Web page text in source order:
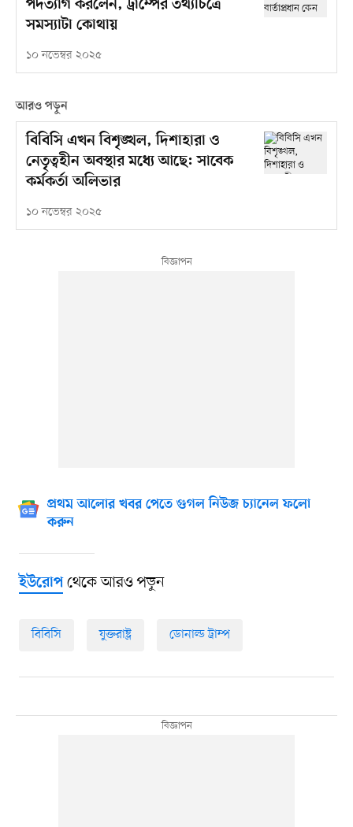
পদত্যাগ করলেন, ট্রাম্পের তথ্যচিত্রে
সমস্যাটা কোথায়
১০ নভেম্বর ২০২৫
আরও পড়ুন
বিবিসি এখন বিশৃঙ্খল, দিশাহারা ও
নেতৃত্বহীন অবস্থার মধ্যে আছে: সাবেক
কর্মকর্তা অলিভার
১০ নভেম্বর ২০২৫
প্রথম আলোর খবর পেতে গুগল নিউজ চ্যানেল ফলো
করুন
ইউরোপথেকে আরও পড়ুন
বিবিসি যুক্তরাষ্ট্র ডোনাল্ড ট্রাম্প